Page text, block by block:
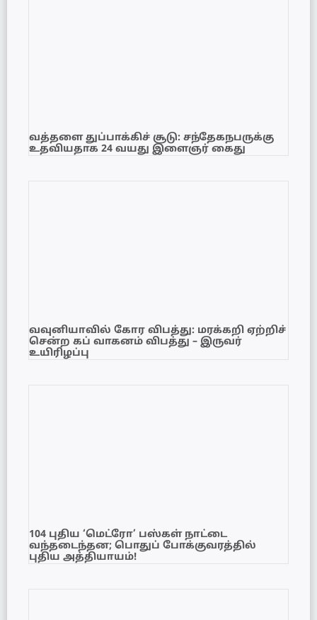
வத்தளை துப்பாக்கிச் சூடு: சந்தேகநபருக்கு
உதவியதாக 24 வயது இளைஞர் கைது
வவுனியாவில் கோர விபத்து: மரக்கறி ஏற்றிச்
சென்ற கப் வாகனம் விபத்து – இருவர்
உயிரிழப்பு
104 புதிய ‘மெட்ரோ’ பஸ்கள் நாட்டை
வந்தடைந்தன; பொதுப் போக்குவரத்தில்
புதிய அத்தியாயம்!